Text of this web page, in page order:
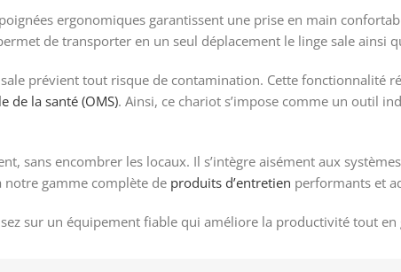
ergonomiques garantissent une prise en main
de transporter en un seul déplacement le linge sale ainsi
prévient tout risque de contamination. Cette fonctionnalité
de la santé (OMS). Ainsi, ce chariot s’impose comme un outil
sans encombrer les locaux. Il s’intègre aisément aux
notre gamme complète de produits d’entretien performants et
sur un équipement fiable qui améliore la productivité tout